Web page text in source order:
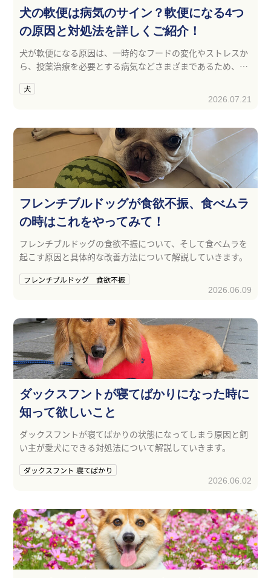
犬の軟便は病気のサイン？軟便になる4つ
の原因と対処法を詳しくご紹介！
犬が軟便になる原因は、一時的なフードの変化やストレスか
ら、投薬治療を必要とする病気などさまざまであるため、普
犬
2026.07.21
フレンチブルドッグが食欲不振、食べムラ
の時はこれをやってみて！
フレンチブルドッグの食欲不振について、そして食べムラを
起こす原因と具体的な改善方法について解説していきます。
フレンチブルドッグ 食欲不振
2026.06.09
ダックスフントが寝てばかりになった時に
知って欲しいこと
ダックスフントが寝てばかりの状態になってしまう原因と飼
い主が愛犬にできる対処法について解説していきます。
ダックスフント 寝てばかり
2026.06.02